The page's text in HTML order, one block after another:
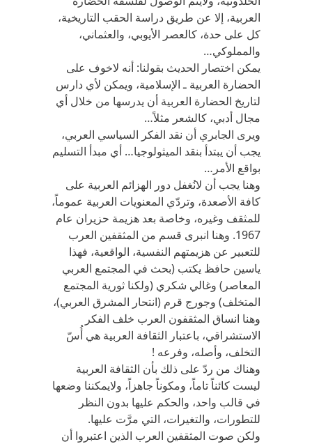
العربية، إلا عن طريق دراسة الحقب التاريخية،
كل على حدة، كالعصر الأيوبي، والعثماني،
والمملوكي…
يمكن اختصار الحديث بقولنا: أنه لاخوف على
الحضارة العربية ـ الإسلامية، ويمكن لأي دارس
لتاريخ الحضارة العربية أن يدرسها من خلال أي
مجال أدبي، كالشعر مثلاً…
ويرى الجابري أن نقد الفكر السياسي العربي،
يجب أن يبتدأ بنقد الميثولوجيا… أي مبدأ التسليم
بواقع الأمر…
وهنا يجب أن لانُغفل دور الهزائم العربية على
كافة الأصعدة، وتردّي المعنويات العربية عموماً،
للمثقف وغيره، وخاصة بعد هزيمة حزيران عام
1967. وهنا انبرى قسم من المثقفين العرب
للتعبير عن هزيمتهم النفسية، الواقعية، فهذا
ياسين حافظ يكتب (بحث في المجتمع العربي
المعاصر) وغالي شكري (ولكنا ثورية المجتمع
المتخلف) وجورج قرم (انتحار المشرق العربي)،
وهنا انساق المثقفون العرب خلف الفكر
الاستشراقي، باعتبار الثقافة العربية هي أُسّ
التخلف، وأصله، وفرعه !
وهناك من ردّ على ذلك بأن الثقافة العربية
ليست كائناً تاماً، ومكوناً جاهزاً، ولايمكننا وضعها
في قالب واحد، والحكم عليها بدون النظر
للتطورات، والتغيرات، التي مرَّت عليها.
ولكن صوت المثقفين العرب الذين اعتبروا أن